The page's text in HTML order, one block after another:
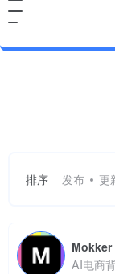
排序 发布 更
Mokker
AI电商